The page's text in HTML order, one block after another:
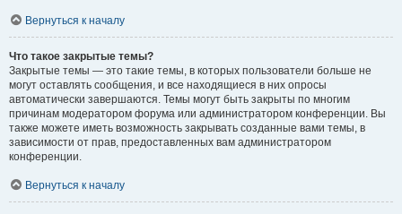
Вернуться к началу
Что такое закрытые темы?
Закрытые темы — это такие темы, в которых пользователи больше не
могут оставлять сообщения, и все находящиеся в них опросы
автоматически завершаются. Темы могут быть закрыты по многим
причинам модератором форума или администратором конференции. Вы
также можете иметь возможность закрывать созданные вами темы, в
зависимости от прав, предоставленных вам администратором
конференции.
Вернуться к началу